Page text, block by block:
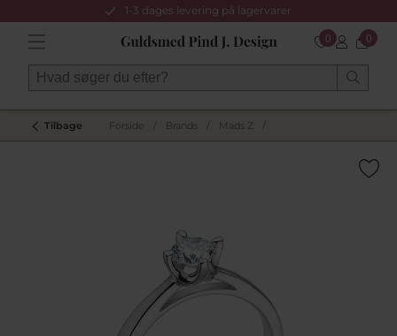
1-3 dages levering på lagervarer
0 0
Tilbage Forside Brands Mads Z